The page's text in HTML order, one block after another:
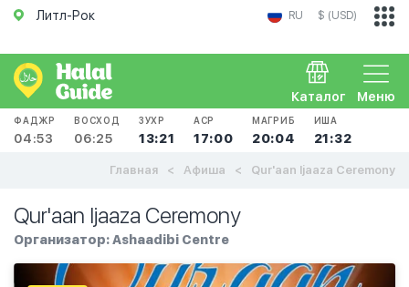
Литл-Рок RU $ (USD)
Меню
Каталог
ФАДЖР
04:53
ВОСХОД
06:25
ЗУХР
13:21
АСР
17:00
МАГРИБ
20:04
ИША
21:32
Главная Афиша Qur'aan Ijaaza Ceremony
Qur'aan Ijaaza Ceremony
Организатор: Ashaadibi Centre